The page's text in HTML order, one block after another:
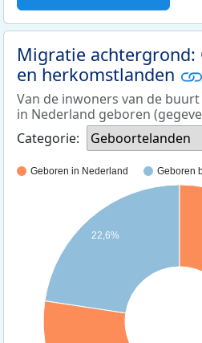
Migratie achtergrond:
en herkomstlanden
Van de inwoners van de
in Nederland geboren
Categorie:
Geboortelanden
Geboren in Nederland Geboren
22,6%